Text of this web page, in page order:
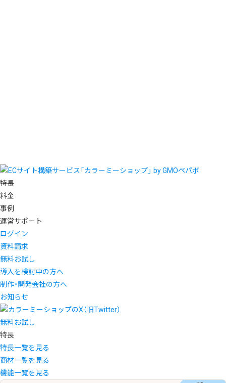
特長
料金
事例
運営サポート
ログイン
資料請求
無料お試し
導入を検討中の方へ
制作・開発会社の方へ
お知らせ
無料お試し
特長
特長一覧を見る
商材一覧を見る
機能一覧を見る